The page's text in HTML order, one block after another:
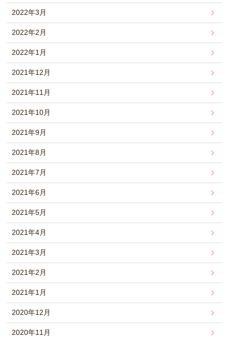
2022年3月
2022年2月
2022年1月
2021年12月
2021年11月
2021年10月
2021年9月
2021年8月
2021年7月
2021年6月
2021年5月
2021年4月
2021年3月
2021年2月
2021年1月
2020年12月
2020年11月